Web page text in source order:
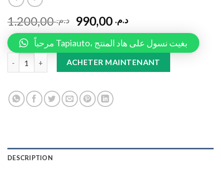
د.م.1.200,00 د.م.
مرحباً Tapiauto، بغيت نسول على هاد المنتج
Double Tapis 9D (Noir/Beige) +Tapis Gris Scala quantity
ACHETER MAINTENANT
DESCRIPTION